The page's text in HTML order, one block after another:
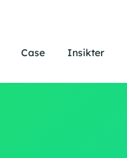
Case Insikter